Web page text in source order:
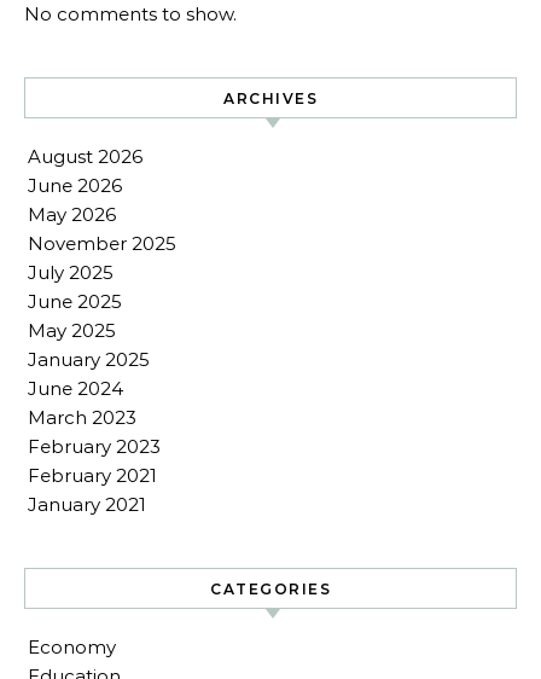
No comments to show.
ARCHIVES
August 2026
June 2026
May 2026
November 2025
July 2025
June 2025
May 2025
January 2025
June 2024
March 2023
February 2023
February 2021
January 2021
CATEGORIES
Economy